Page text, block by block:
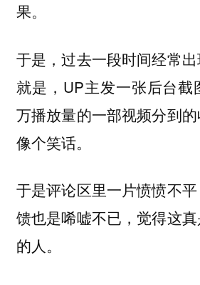
果。
于是，过去一段时间经常
就是，UP主发一张后台
万播放量的一部视频分到
像个笑话。
于是评论区里一片愤愤不
馈也是唏嘘不已，觉得这
的人。